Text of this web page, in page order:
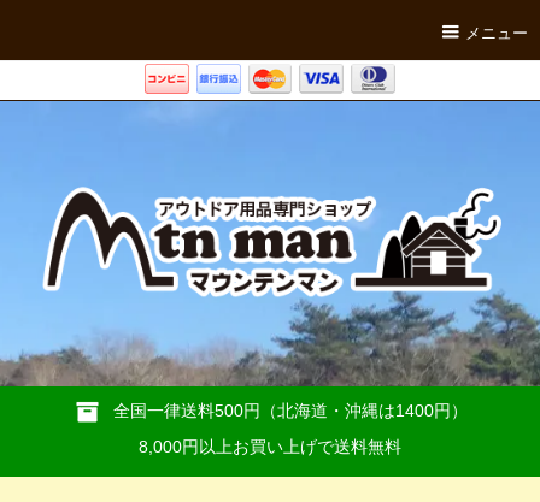
メニュー
全国一律送料500円（北海道・沖縄は1400円）
8,000円以上お買い上げで送料無料